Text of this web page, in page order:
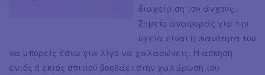
διαχείριση του άγχους.
Σημείο αναφοράς για την
υγεία είναι η ικανότητα του
να μπορείς έστω για λίγο να χαλαρώνεις. Η άσκηση
εντός ή εκτός σπιτιού βοηθάει στην χαλάρωση του